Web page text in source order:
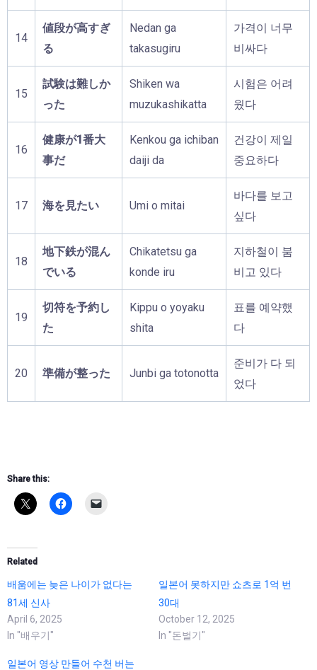
14
値段が高すぎ
る
Nedan ga
takasugiru
가격이 너무
비싸다
15
試験は難しか
った
Shiken wa
muzukashikatta
시험은 어려
웠다
16
健康が1番大
事だ
Kenkou ga ichiban
daiji da
건강이 제일
중요하다
17 海を見たい Umi o mitai
바다를 보고
싶다
18
地下鉄が混ん
でいる
Chikatetsu ga
konde iru
지하철이 붐
비고 있다
19
切符を予約し
た
Kippu o yoyaku
shita
표를 예약했
다
20 準備が整った Junbi ga totonotta
준비가 다 되
었다
Share this:
Related
배움에는 늦은 나이가 없다는
81세 신사
April 6, 2025
In "배우기"
일본어 못하지만 쇼츠로 1억 번
30대
October 12, 2025
In "돈벌기"
일본어 영상 만들어 수천 버는